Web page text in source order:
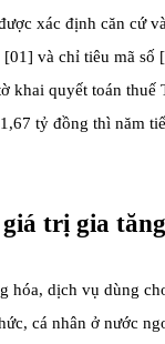
xác định căn cứ
và chỉ tiêu mã số
khai quyết toán
tỷ đồng thì năm
trị gia
dịch vụ dùng
cá nhân ở nước